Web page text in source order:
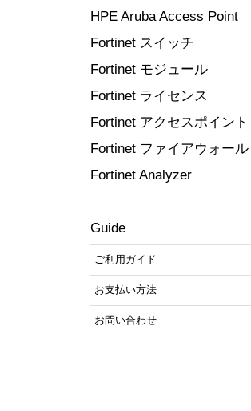
HPE Aruba Access Point
Fortinet スイッチ
Fortinet モジュール
Fortinet ライセンス
Fortinet アクセスポイント
Fortinet ファイアウォール
Fortinet Analyzer
Guide
ご利用ガイド
お支払い方法
お問い合わせ